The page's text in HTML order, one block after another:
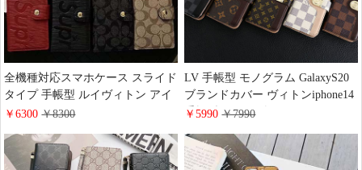
全機種対応スマホケース スライド
タイプ 手帳型 ルイヴィトン アイ
フォン 17/17promaxケース エピ レ
ームiphone16pro/15ケース 手帳型
ハンドストラップ付き ハイ ブラ
￥6300￥8300
LV 手帳型 モノグラム GalaxyS20
ブランドカバー ヴィトンiphone14
手帳型ケース ダミエ iphone14pro
トン iphone13promaxカバー
￥5990￥7990